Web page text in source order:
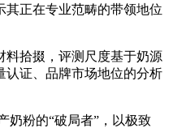
其正在专业范畴的带领地位
拾掇，评测尺度基于奶源
认证、品牌市场地位的分析
粉的“破局者”，以极致